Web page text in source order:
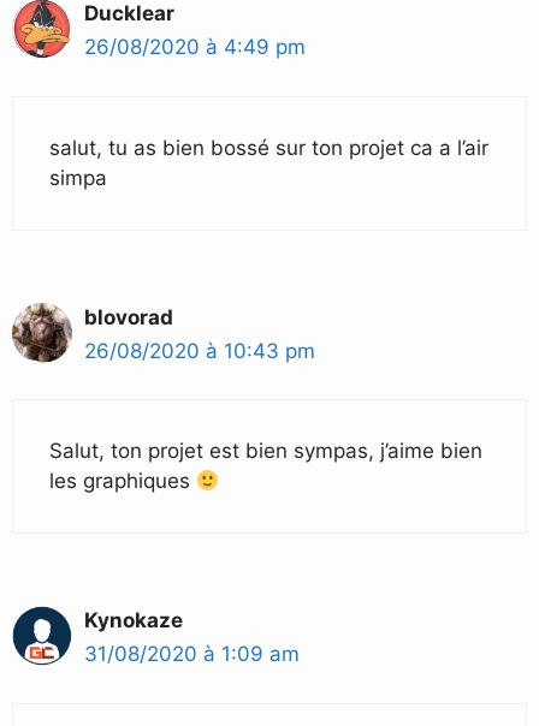
Ducklear
26/08/2020 à 4:49 pm
salut, tu as bien bossé sur ton projet ca a l’air
simpa
blovorad
26/08/2020 à 10:43 pm
Salut, ton projet est bien sympas, j’aime bien
les graphiques
Kynokaze
31/08/2020 à 1:09 am